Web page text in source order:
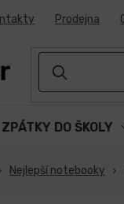
Prodejna
ZPÁTKY DO ŠKOLY
Nejlepší notebooky